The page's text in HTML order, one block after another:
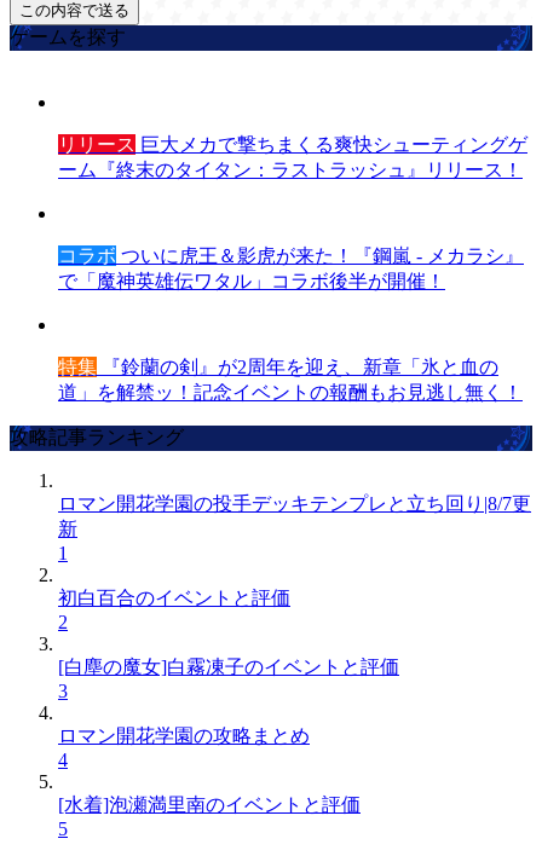
ゲームを探す
リリース 巨大メカで撃ちまくる爽快シューティングゲ
ーム『終末のタイタン：ラストラッシュ』リリース！
コラボ ついに虎王＆影虎が来た！『鋼嵐 - メカラシ』
で「魔神英雄伝ワタル」コラボ後半が開催！
特集 『鈴蘭の剣』が2周年を迎え、新章「氷と血の
道」を解禁ッ！記念イベントの報酬もお見逃し無く！
攻略記事ランキング
ロマン開花学園の投手デッキテンプレと立ち回り|8/7更
新
1
初白百合のイベントと評価
2
[白塵の魔女]白霧凍子のイベントと評価
3
ロマン開花学園の攻略まとめ
4
[水着]泡瀬満里南のイベントと評価
5